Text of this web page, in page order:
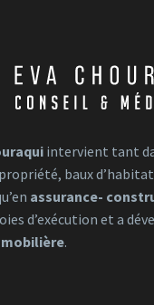
intervient tant
baux
assurance-
d’exécution et a
.